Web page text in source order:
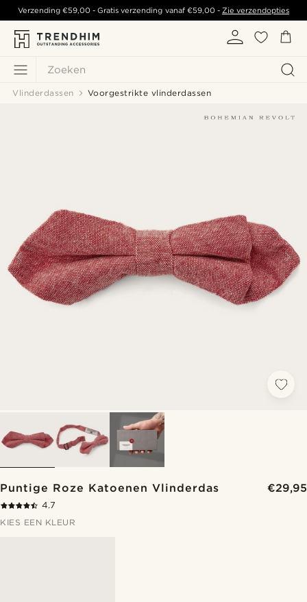
Zoeken
Verzending€59,00 - Gratis verzending vanaf €59,00- Zie verzendopties
Vlinderdassen Voorgestrikte vlinderdassen
Puntige Roze Katoenen Vlinderdas €29,95
4.7
KIES EEN KLEUR